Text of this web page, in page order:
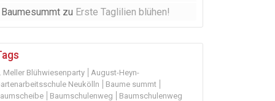
Baumesummt zu Erste Taglilien blühen!
Meller Blühwiesenparty
August-Heyn-
Neukölln
Baume summt
Baumschulenweg
Baumschulenweg